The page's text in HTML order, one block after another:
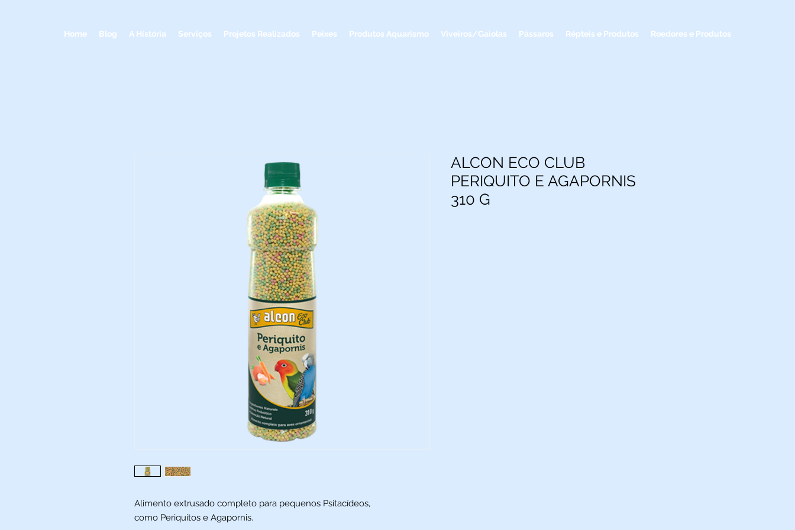
Home Blog A História Serviços Projetos Realizados Peixes Produtos Aquarismo Viveiros/Gaiolas Pássaros Répteis e Produtos Roedores e Produtos
Alimento extrusado completo para pequenos Psitacídeos,
como Periquitos e Agapornis.
ALCON ECO CLUB
PERIQUITO E AGAPORNIS
310 G